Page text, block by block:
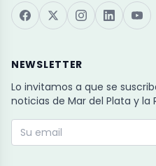
NEWSLETTER
Lo invitamos a que se
noticias de Mar del Plata y la